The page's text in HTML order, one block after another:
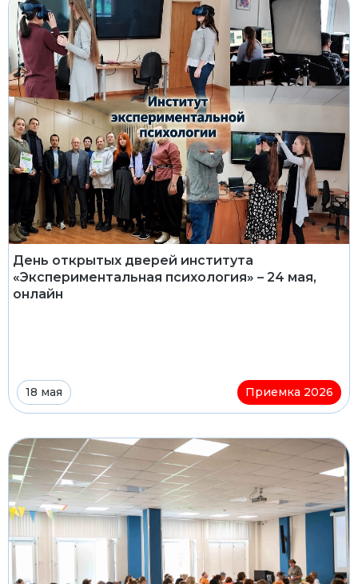
День открытых дверей института
«Экспериментальная психология» – 24 мая,
онлайн
18 мая Приемка 2026